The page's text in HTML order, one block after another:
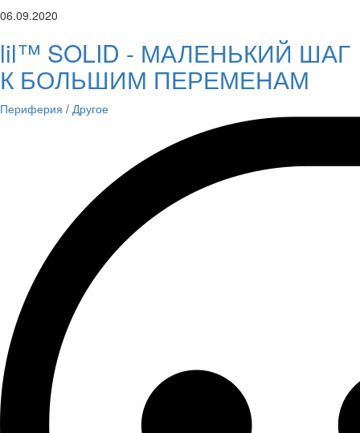
06.09.2020
lil™ SOLID - МАЛЕНЬКИЙ ШАГ
К БОЛЬШИМ ПЕРЕМЕНАМ
Периферия / Другое